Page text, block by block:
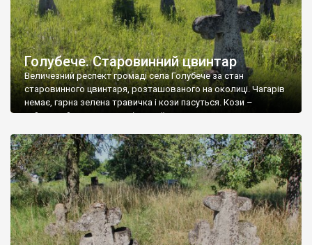
Голубече. Старовинний цвинтар
Величезний респект громаді села Голубече за стан
старовинного цвинтаря, розташованого на околиці. Чагарів
немає, гарна зелена травичка і кози пасуться. Кози –
найкращий регулятор шкідливої, для старих кладовищ,
бруньками, кози ті бруньки обгризають, бо то улюблений
делікатес. На цвинтарі у Голубечому ціла колекція
різноманітних форм хрестів. Село відносно невелике, […]